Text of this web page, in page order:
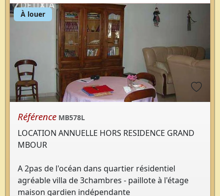
À louer
Référence MB578L
LOCATION ANNUELLE HORS RESIDENCE GRAND
MBOUR
A 2pas de l'océan dans quartier résidentiel
agréable villa de 3chambres - paillote à l'étage
maison gardien indépendante